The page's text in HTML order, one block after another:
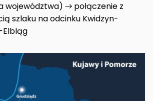
województwa) → połączenie z
szlaku na odcinku Kwidzyn-